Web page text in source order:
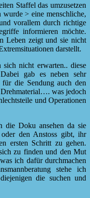
Staffel das umzusetzen
> eine menschliche,
vorallem durch richtige
informieren möchte.
Leben zeigt und sie nicht
darstellt.
nicht erwarten.. diese
gab es neben sehr
für die Sendung auch den
was jedoch
und Operationen
die Doku ansehen da sie
den Anstoss gibt, ihr
ersten Schritt zu gehen.
zu finden und den Mut
ich dafür durchmachen
stehe ich
die suchen und